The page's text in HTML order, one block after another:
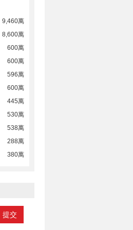
9,460萬
8,600萬
600萬
600萬
596萬
600萬
445萬
530萬
538萬
288萬
380萬
提交